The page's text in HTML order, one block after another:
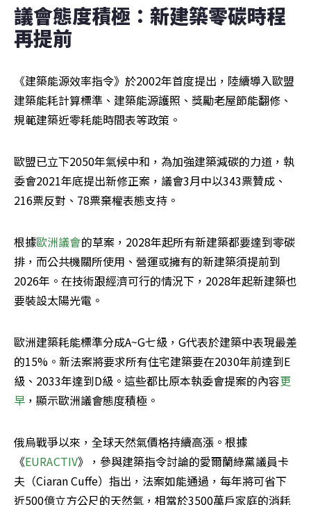
議會態度積極：新建築零碳時程
再提前
《建築能源效率指令》於2002年首度提出，陸續導入歐盟
建築能耗計算標準、建築能源護照、獎勵老屋節能翻修、
規範建築近零耗能時間表等政策。
歐盟已立下2050年氣候中和，為加強建築減碳的力道，執
委會2021年底提出新修正案，議會3月中以343票贊成、
216票反對、78票棄權表態支持。
根據歐洲議會的草案，2028年起所有新建築都要達到零碳
排，而公共機關所使用、營運或擁有的新建築須提前到
2026年。在技術跟經濟可行的情況下，2028年起新建築也
要裝設太陽光電。
歐洲建築耗能標準分成A~G七級，G代表於建築中表現最差
的15%。新法案將要求所有住宅建築要在2030年前達到E
級、2033年達到D級。這些都比原本執委會提案的內容更
早 ，顯示歐洲議會態度積極。
俄烏戰爭以來，全球天然氣價格持續高漲。根據
《EURACTIV》，參與建築指令討論的愛爾蘭綠黨議員卡
夫（Ciaran Cuffe）指出，法案如能通過，每年將可省下
近500億立方公尺的天然氣，相當於3500萬戶家庭的消耗